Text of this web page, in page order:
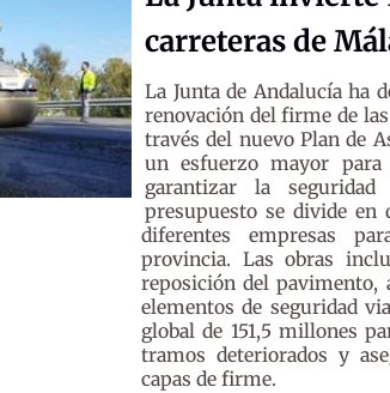
carreteras de
La Junta de Andalucía ha
renovación del firme de
través del nuevo Plan de
un esfuerzo mayor
garantizar la
presupuesto se divide en
diferentes empresas
provincia. Las obras
reposición del pavimento,
elementos de seguridad
global de 151,5 millones
tramos deteriorados y
capas de firme.